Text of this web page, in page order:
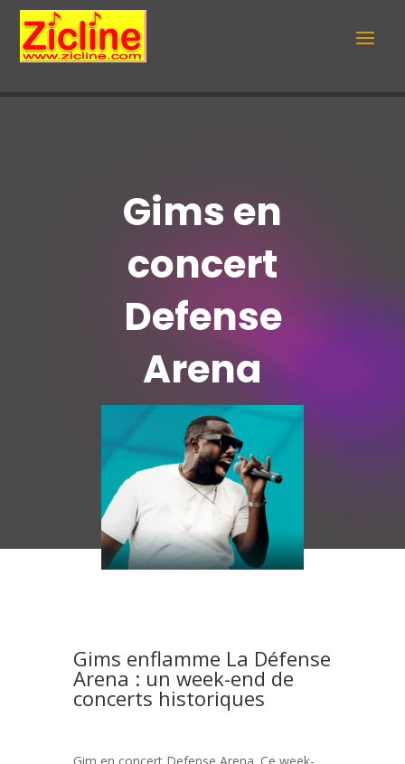
Gims en
concert
Defense
Arena
Gims enflamme La Défense
Arena : un week-end de
concerts historiques